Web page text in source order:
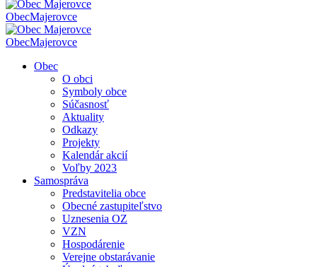
ObecMajerovce
ObecMajerovce
Obec
O obci
Symboly obce
Súčasnosť
Aktuality
Odkazy
Projekty
Kalendár akcií
Voľby 2023
Samospráva
Predstavitelia obce
Obecné zastupiteľstvo
Uznesenia OZ
VZN
Hospodárenie
Verejne obstarávanie